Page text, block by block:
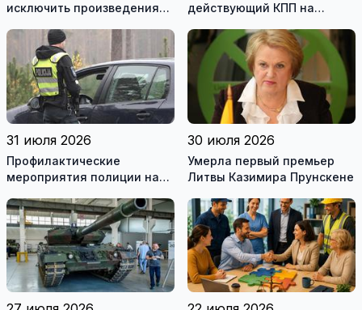
исключить произведения
рекомендуемой
литературы
действующий КПП на
31 июля 2026
Профилактические
мероприятия полиции на
30 июля 2026
Умерла первый премьер
Литвы Казимира Прунскене